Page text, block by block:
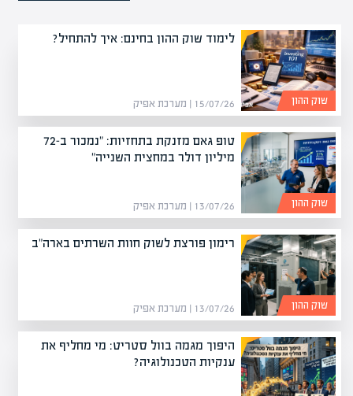
לימוד שוק ההון בחינם: איך להתחיל?
15/07/26 | מערכת אפיק שוק ההון
טופ גאם מזנקת בתחזיות: "נמכור ב-72
מיליון דולר במחצית השנייה"
13/07/26 | מערכת אפיק שוק ההון
רימון פורצת לשוק חוות השרתים בארה"ב
13/07/26 | מערכת אפיק שוק ההון
היפוך מגמה בוול סטריט: מי מחליף את
ענקיות הטכנולוגיה?